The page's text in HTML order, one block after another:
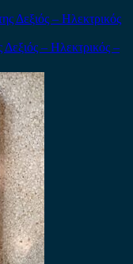
– Ηλεκτρικός –